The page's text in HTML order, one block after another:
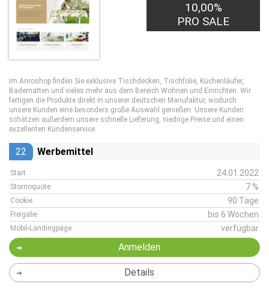
10,00%
PRO SALE
Im Anroshop finden Sie exklusive Tischdecken, Tischfolie, Küchenläufer,
Badematten und vieles mehr aus dem Bereich Wohnen und Einrichten. Wir
fertigen die Produkte direkt in unserer deutschen Manufaktur, wodurch
unsere Kunden eine besonders große Auswahl genießen. Unsere Kunden
schätzen außerdem unsere schnelle Lieferung, niedrige Preise und einen
exzellenten Kundenservice.
22 Werbemittel
Start 24.01.2022
Stornoquote 7 %
Cookie 90 Tage
Freigabe bis 6 Wochen
Mobil-Landingpage verfügbar
Anmelden
Details